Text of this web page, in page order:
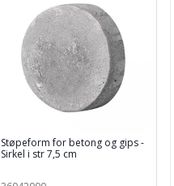
Støpeform for betong og gips -
Sirkel i str 7,5 cm